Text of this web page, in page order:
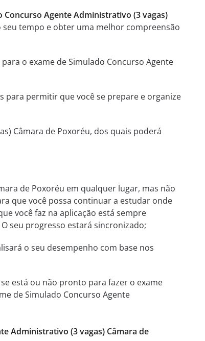
Concurso Agente Administrativo (3 vagas)
tempo e obter uma melhor compreensão
o exame de Simulado Concurso Agente
para permitir que você se prepare e organize
Câmara de Poxoréu, dos quais poderá
de Poxoréu em qualquer lugar, mas não
que você possa continuar a estudar onde
você faz na aplicação está sempre
seu progresso estará sincronizado;
o seu desempenho com base nos
está ou não pronto para fazer o exame
de Simulado Concurso Agente
Administrativo (3 vagas) Câmara de